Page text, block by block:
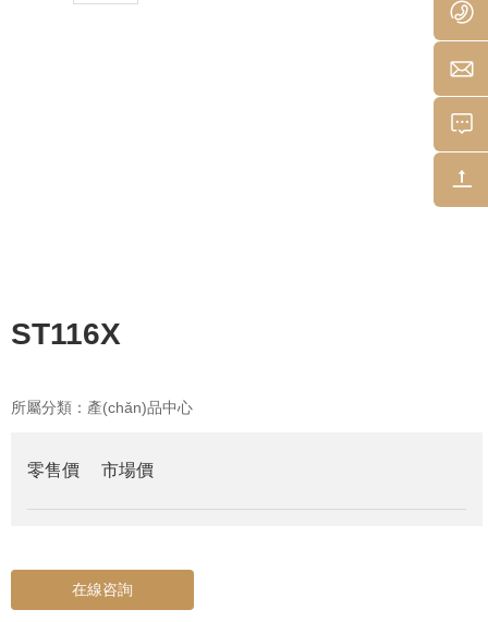
ST116X
所屬分類： 產(chǎn)品中心
零售價 市場價
在線咨詢